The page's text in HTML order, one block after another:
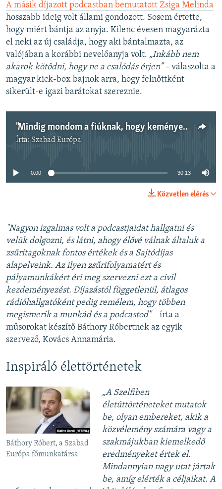
A másik díjazott podcastban bemutatott Zsiga Melinda
hosszabb ideig volt állami gondozott. Sosem értette,
hogy miért bántja az anyja. Kilenc évesen magyarázta
el neki az új családja, hogy aki bántalmazta, az
valójában a korábbi nevelőanyja volt. „Inkább nem
akarok kötődni, hogy ne a csalódás érjen” – válaszolta a
magyar kick-box bajnok arra, hogy felnőttként
sikerült-e igazi barátokat szereznie.
"Mindig mondom a fiúknak, hogy keményebben üssenek" - Szelfi Zsiga Melindával, magyar kick-box bajnokkal
Írta: Szabad Európa
Jelenleg nincs elérhető tartalom
0:00 30:13
Közvetlen elérés
"Nagyon izgalmas volt a podcastjaidat hallgatni és
velük dolgozni, és látni, ahogy élővé válnak általuk a
zsűritagoknak fontos értékek és a Sajtódíjas
alapelveink. Az ilyen zsűrifolyamatért és
pályamunkákért éri meg szervezni ezt a civil
kezdeményezést. Díjazástól függetlenül, átlagos
rádióhallgatóként pedig remélem, hogy többen
megismerik a munkád és a podcastod"– írta a
műsorokat készítő Báthory Róbertnek az egyik
szervező, Kovács Annamária.
Inspiráló élettörténetek
Báthory Róbert, a Szabad
Európa főmunkatársa
„A Szelfiben
életúttörténeteket mutatok
be, olyan embereket, akik a
közvélemény számára vagy a
szakmájukban kiemelkedő
eredményeket értek el.
Mindannyian nagy utat jártak
be, amíg elérték a céljaikat. A